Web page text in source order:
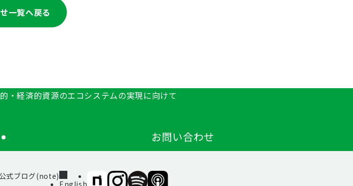
一覧へ戻る
・経済的資源のエコシステムの実現に向けて
お問い合わせ
公式ブログ(note)
English
SIIF（一SIIF（一SIIF（一SIIF（一